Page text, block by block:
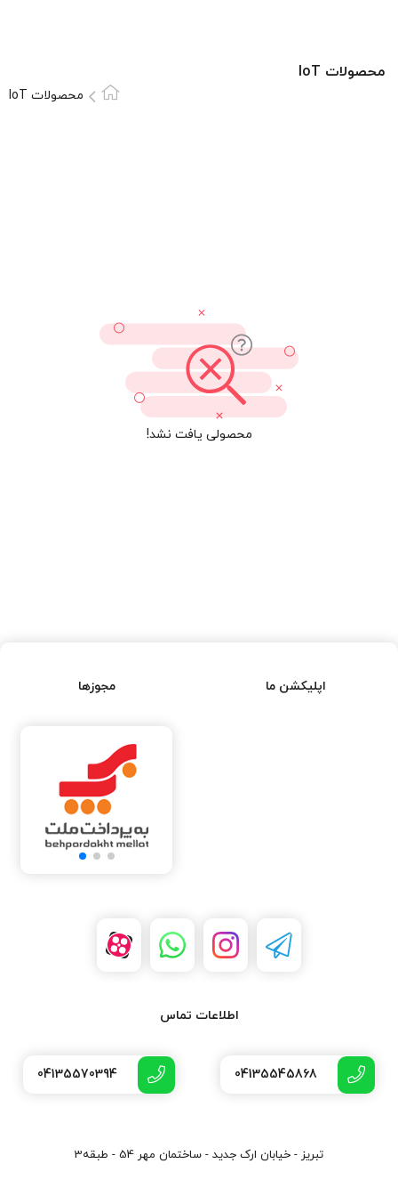
محصولات IoT
محصولات IoT
محصولی یافت نشد!
اپلیکشن ما مجوزها
اطلاعات تماس
04135545868
04135570394
تبریز - خیابان ارک جدید - ساختمان مهر 54 - طبقه3